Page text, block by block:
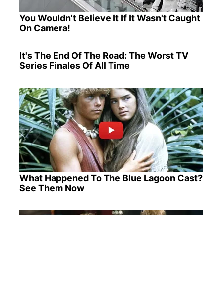
You Wouldn't Believe It If It Wasn't Caught
On Camera!
It's The End Of The Road: The Worst TV
Series Finales Of All Time
What Happened To The Blue Lagoon Cast?
See Them Now